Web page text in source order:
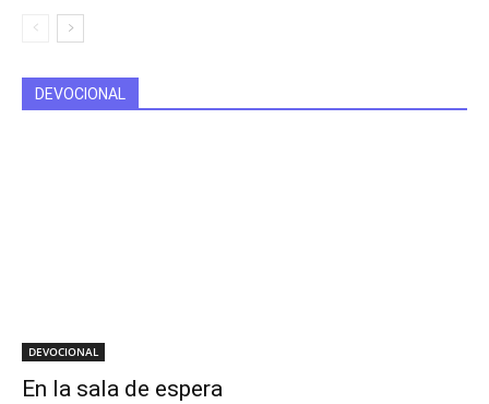
DEVOCIONAL
DEVOCIONAL
En la sala de espera